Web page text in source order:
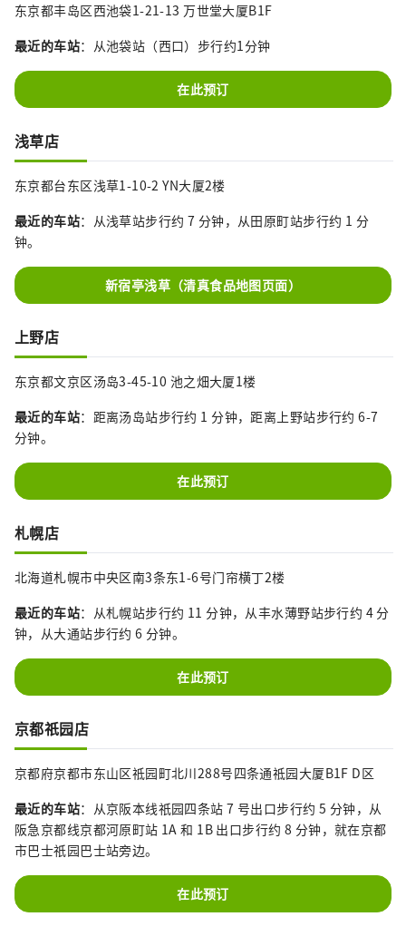
东京都丰岛区西池袋1-21-13 万世堂大厦B1F
最近的车站：从池袋站（西口）步行约1分钟
在此预订
浅草店
东京都台东区浅草1-10-2 YN大厦2楼
最近的车站：从浅草站步行约 7 分钟，从田原町站步行约 1 分
钟。
新宿亭浅草（清真食品地图页面）
上野店
东京都文京区汤岛3-45-10 池之畑大厦1楼
最近的车站：距离汤岛站步行约 1 分钟，距离上野站步行约 6-7
分钟。
在此预订
札幌店
北海道札幌市中央区南3条东1-6号门帘横丁2楼
最近的车站：从札幌站步行约 11 分钟，从丰水薄野站步行约 4 分
钟，从大通站步行约 6 分钟。
在此预订
京都祇园店
京都府京都市东山区祗园町北川288号四条通祗园大厦B1F D区
最近的车站：从京阪本线祇园四条站 7 号出口步行约 5 分钟，从
阪急京都线京都河原町站 1A 和 1B 出口步行约 8 分钟，就在京都
市巴士祇园巴士站旁边。
在此预订